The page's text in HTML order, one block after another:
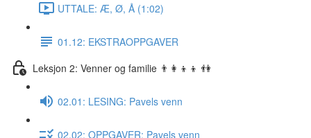
UTTALE: Æ, Ø, Å (1:02)
01.12: EKSTRAOPPGAVER
Leksjon 2: Venner og familie 👨‍👩‍👦‍👦 👫
02.01: LESING: Pavels venn
02.02: OPPGAVER: Pavels venn